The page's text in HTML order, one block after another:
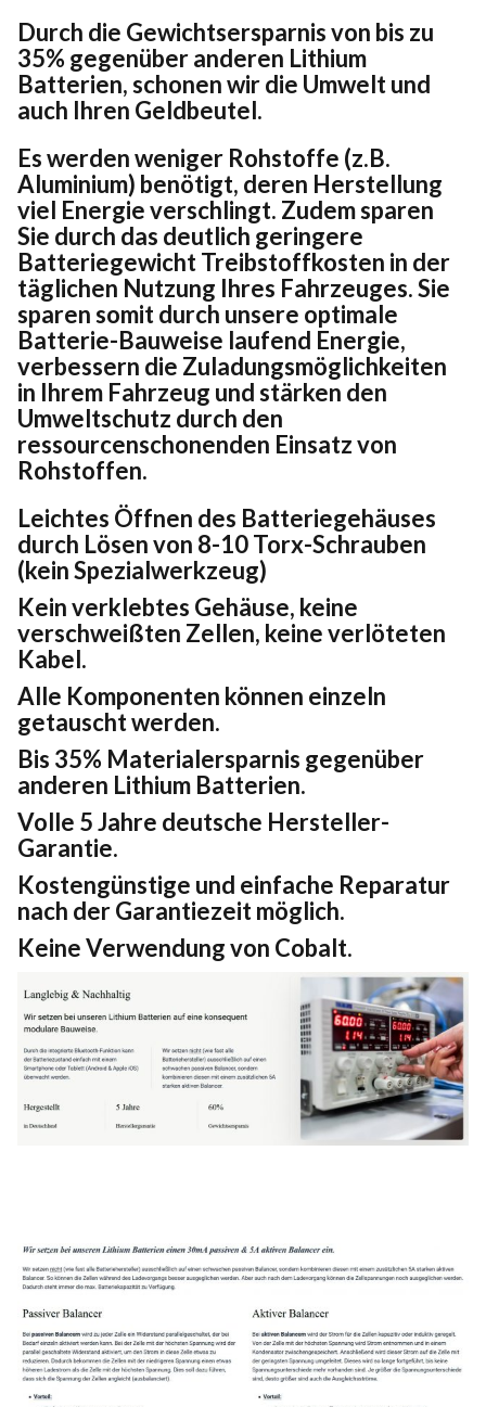
Durch die Gewichtsersparnis von bis zu
35% gegenüber anderen Lithium
Batterien, schonen wir die Umwelt und
auch Ihren Geldbeutel.
Es werden weniger Rohstoffe (z.B.
Aluminium) benötigt, deren Herstellung
viel Energie verschlingt. Zudem sparen
Sie durch das deutlich geringere
Batteriegewicht Treibstoffkosten in der
täglichen Nutzung Ihres Fahrzeuges. Sie
sparen somit durch unsere optimale
Batterie-Bauweise laufend Energie,
verbessern die Zuladungsmöglichkeiten
in Ihrem Fahrzeug und stärken den
Umweltschutz durch den
ressourcenschonenden Einsatz von
Rohstoffen.
Leichtes Öffnen des Batteriegehäuses
durch Lösen von 8-10 Torx-Schrauben
(kein Spezialwerkzeug)
Kein verklebtes Gehäuse, keine
verschweißten Zellen, keine verlöteten
Kabel.
Alle Komponenten können einzeln
getauscht werden.
Bis 35% Materialersparnis gegenüber
anderen Lithium Batterien.
Volle 5 Jahre deutsche Hersteller-
Garantie.
Kostengünstige und einfache Reparatur
nach der Garantiezeit möglich.
Keine Verwendung von Cobalt.